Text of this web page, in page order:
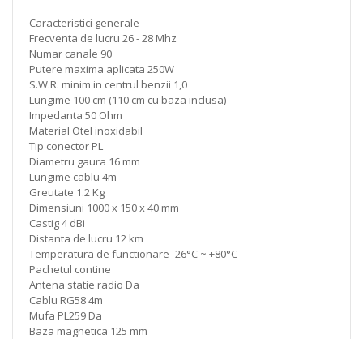
Caracteristici generale
Frecventa de lucru 26 - 28 Mhz
Numar canale 90
Putere maxima aplicata 250W
S.W.R. minim in centrul benzii 1,0
Lungime 100 cm (110 cm cu baza inclusa)
Impedanta 50 Ohm
Material Otel inoxidabil
Tip conector PL
Diametru gaura 16 mm
Lungime cablu 4m
Greutate 1.2 Kg
Dimensiuni 1000 x 150 x 40 mm
Castig 4 dBi
Distanta de lucru 12 km
Temperatura de functionare -26°C ~ +80°C
Pachetul contine
Antena statie radio Da
Cablu RG58 4m
Mufa PL259 Da
Baza magnetica 125 mm